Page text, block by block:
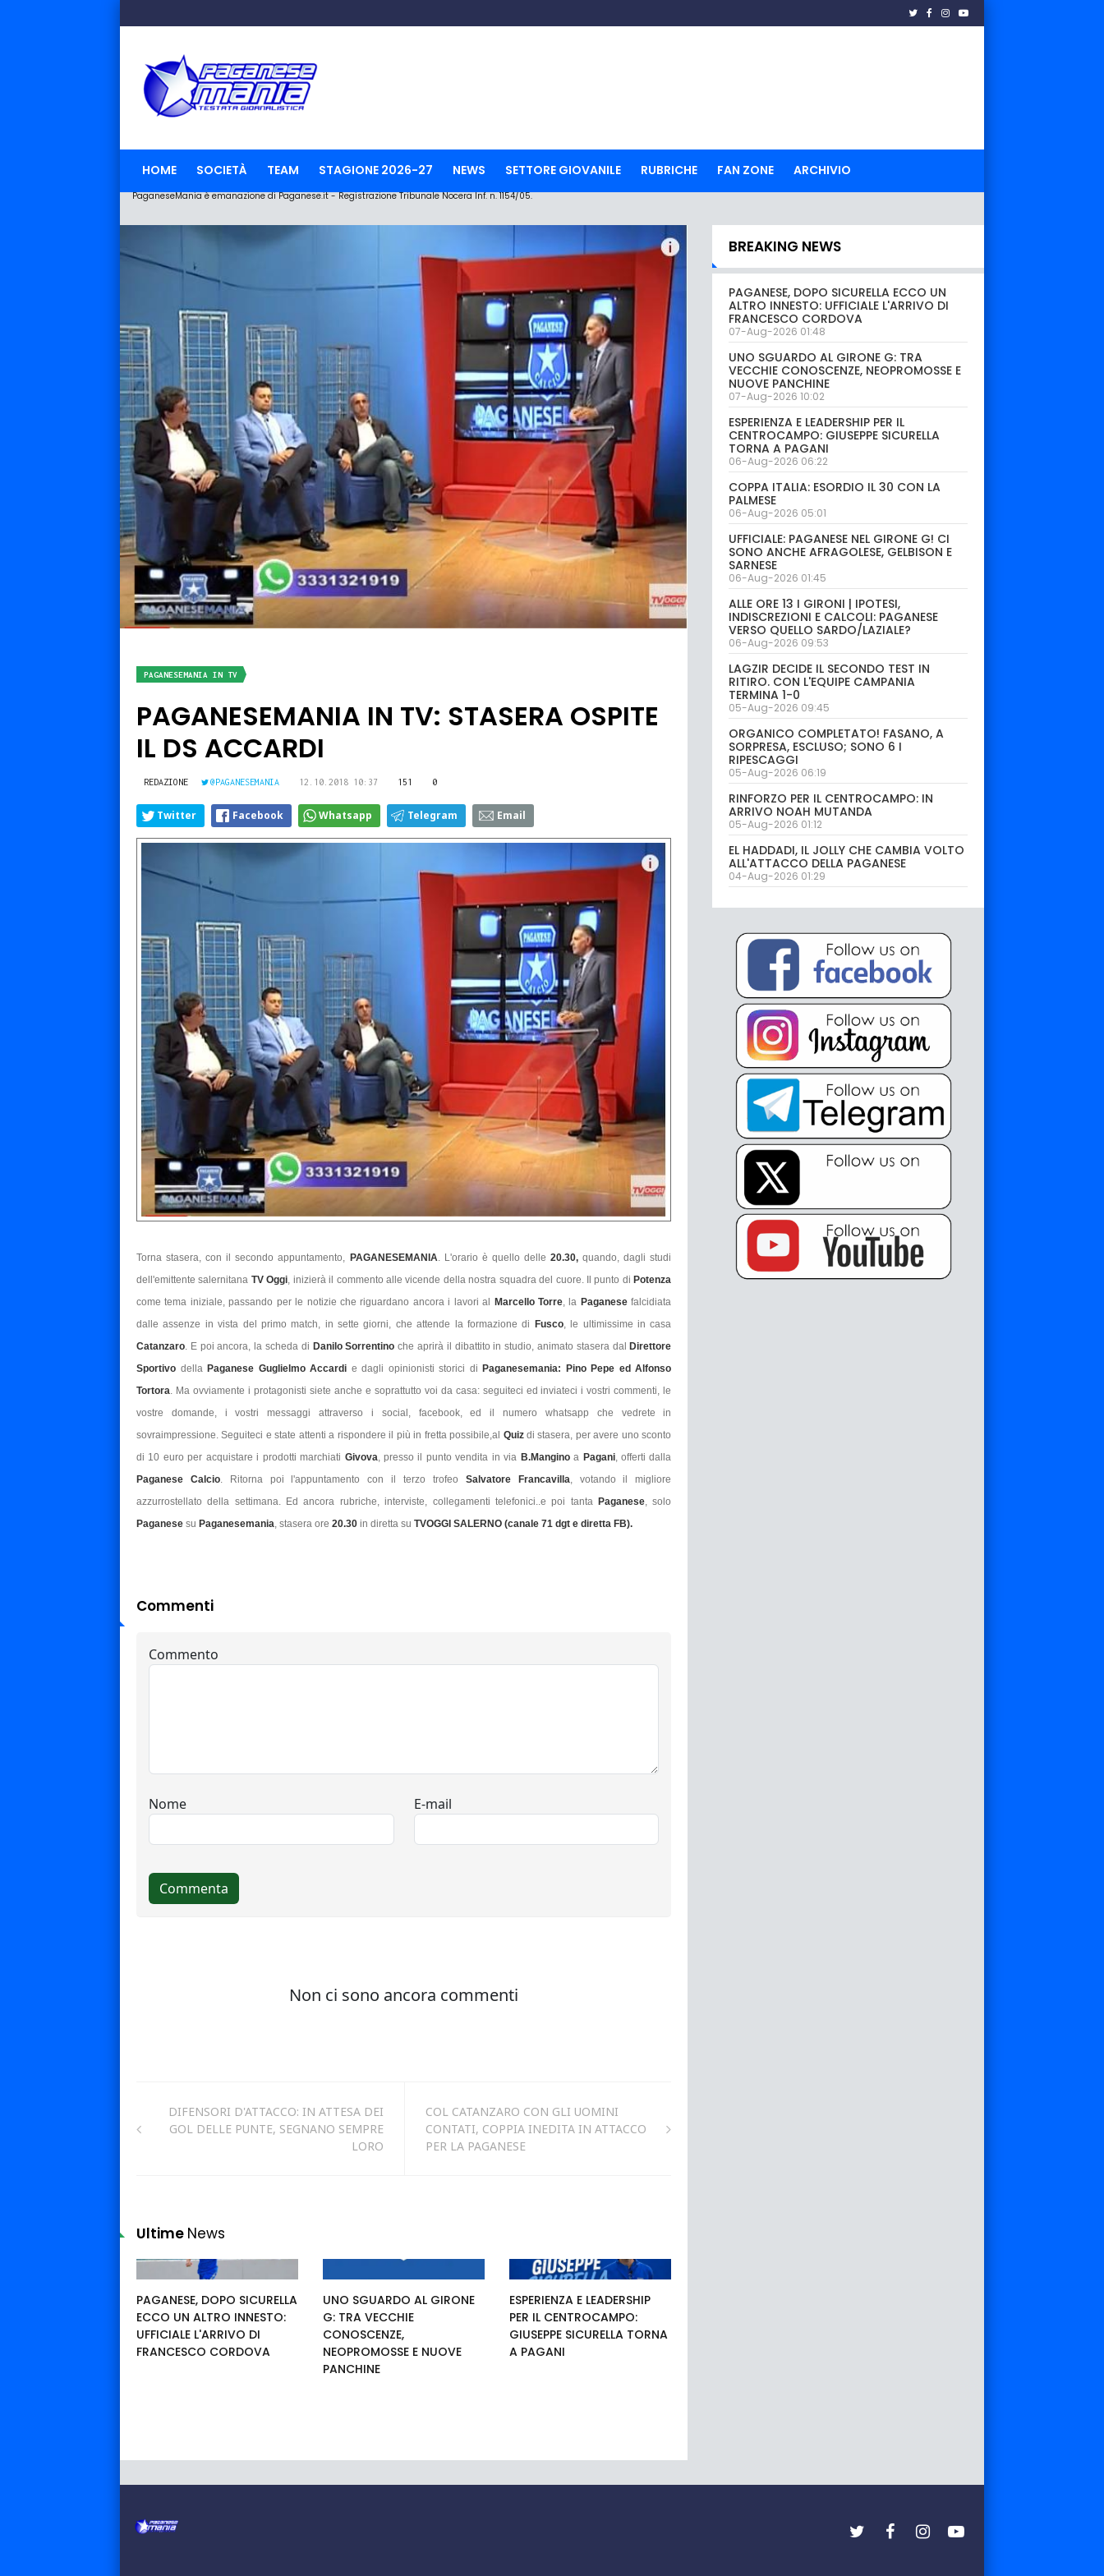
HOME SOCIETÀ TEAM STAGIONE 2026-27 NEWS SETTORE GIOVANILE RUBRICHE FAN ZONE ARCHIVIO
PaganeseMania è emanazione di Paganese.it - Registrazione Tribunale Nocera Inf. n. 1154/05.
PAGANESEMANIA IN TV
PAGANESEMANIA IN TV: STASERA OSPITE
IL DS ACCARDI
REDAZIONE @PAGANESEMANIA 12.10.2018 10:37 151 0
Twitter Facebook Whatsapp Telegram Email
Torna stasera, con il secondo appuntamento, PAGANESEMANIA . L'orario è quello delle20.30,quando, dagli studi
dell'emittente salernitana TV Oggi , inizierà il commento alle vicende della nostra squadra del cuore. Il punto diPotenza
come tema iniziale, passando per le notizie che riguardano ancora i lavori al Marcello Torre , la Paganesefalcidiata
dalle assenze in vista del primo match, in sette giorni, che attende la formazione di Fusco, le ultimissime in casa
Catanzaro . E poi ancora, la scheda di Danilo Sorrentino che aprirà il dibattito in studio, animato stasera dalDirettore
Sportivo dellaPaganese Guglielmo Accardi e dagli opinionisti storici di Paganesemania: Pino Pepe ed Alfonso
Tortora . Ma ovviamente i protagonisti siete anche e soprattutto voi da casa: seguiteci ed inviateci i vostri commenti, le
vostre domande, i vostri messaggi attraverso i social, facebook, ed il numero whatsapp che vedrete in
sovraimpressione. Seguiteci e state attenti a rispondere il più in fretta possibile,al Quizdi stasera, per avere uno sconto
di 10 euro per acquistare i prodotti marchiati Givova , presso il punto vendita in via B.Manginoa Pagani, offerti dalla
Paganese Calcio. Ritorna poi l'appuntamento con il terzo trofeo Salvatore Francavilla , votando il migliore
azzurrostellato della settimana. Ed ancora rubriche, interviste, collegamenti telefonici..e poi tanta Paganese, solo
Paganese su Paganesemania , stasera ore 20.30 in diretta su TVOGGI SALERNO (canale 71 dgt e diretta FB).
Commenti
DIFENSORI D'ATTACCO: IN ATTESA DEI
GOL DELLE PUNTE, SEGNANO SEMPRE
LORO
COL CATANZARO CON GLI UOMINI
CONTATI, COPPIA INEDITA IN ATTACCO
PER LA PAGANESE
Ultime News
PAGANESE, DOPO SICURELLA
ECCO UN ALTRO INNESTO:
UFFICIALE L'ARRIVO DI
FRANCESCO CORDOVA
UNO SGUARDO AL GIRONE
G: TRA VECCHIE
CONOSCENZE,
NEOPROMOSSE E NUOVE
PANCHINE
ESPERIENZA E LEADERSHIP
PER IL CENTROCAMPO:
GIUSEPPE SICURELLA TORNA
A PAGANI
BREAKING NEWS
PAGANESE, DOPO SICURELLA ECCO UN
ALTRO INNESTO: UFFICIALE L'ARRIVO DI
FRANCESCO CORDOVA
07-Aug-2026 01:48
UNO SGUARDO AL GIRONE G: TRA
VECCHIE CONOSCENZE, NEOPROMOSSE E
NUOVE PANCHINE
07-Aug-2026 10:02
ESPERIENZA E LEADERSHIP PER IL
CENTROCAMPO: GIUSEPPE SICURELLA
TORNA A PAGANI
06-Aug-2026 06:22
COPPA ITALIA: ESORDIO IL 30 CON LA
PALMESE
06-Aug-2026 05:01
UFFICIALE: PAGANESE NEL GIRONE G! CI
SONO ANCHE AFRAGOLESE, GELBISON E
SARNESE
06-Aug-2026 01:45
ALLE ORE 13 I GIRONI | IPOTESI,
INDISCREZIONI E CALCOLI: PAGANESE
VERSO QUELLO SARDO/LAZIALE?
06-Aug-2026 09:53
LAGZIR DECIDE IL SECONDO TEST IN
RITIRO. CON L'EQUIPE CAMPANIA
TERMINA 1-0
05-Aug-2026 09:45
ORGANICO COMPLETATO! FASANO, A
SORPRESA, ESCLUSO; SONO 6 I
RIPESCAGGI
05-Aug-2026 06:19
RINFORZO PER IL CENTROCAMPO: IN
ARRIVO NOAH MUTANDA
05-Aug-2026 01:12
EL HADDADI, IL JOLLY CHE CAMBIA VOLTO
ALL'ATTACCO DELLA PAGANESE
04-Aug-2026 01:29